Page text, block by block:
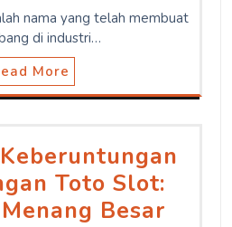
nama yang telah membuat
di industri…
More
Toto Slot:
Besar